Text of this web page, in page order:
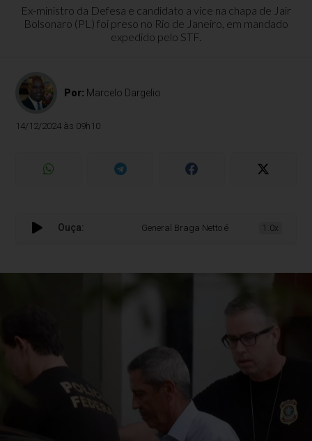
Ex-ministro da Defesa e candidato a vice na chapa de Jair
Bolsonaro (PL) foi preso no Rio de Janeiro, em mandado
expedido pelo STF.
Por: Marcelo Dargelio
14/12/2024 às 09h10
Ouça: General Braga Netto é preso pela Polícia
1.0x